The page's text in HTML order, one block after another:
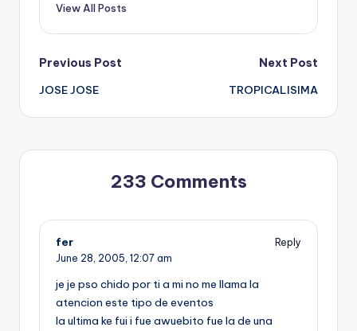
View All Posts
Post
navigation
Previous Post
JOSE JOSE
Next Post
TROPICALISIMA
233 Comments
fer
Reply
June 28, 2005, 12:07 am
je je pso chido por ti a mi no me llama la
atencion este tipo de eventos
la ultima ke fui i fue awuebito fue la de una